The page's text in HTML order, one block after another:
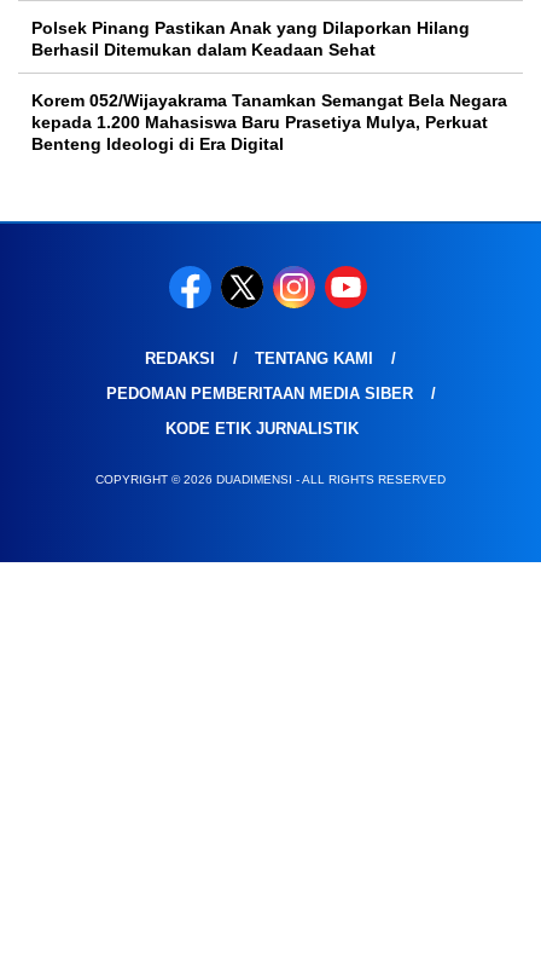
Polsek Pinang Pastikan Anak yang Dilaporkan Hilang
Berhasil Ditemukan dalam Keadaan Sehat
Korem 052/Wijayakrama Tanamkan Semangat Bela Negara
kepada 1.200 Mahasiswa Baru Prasetiya Mulya, Perkuat
Benteng Ideologi di Era Digital
REDAKSI
TENTANG KAMI
PEDOMAN PEMBERITAAN MEDIA SIBER
KODE ETIK JURNALISTIK
COPYRIGHT © 2026 DUADIMENSI - ALL RIGHTS RESERVED